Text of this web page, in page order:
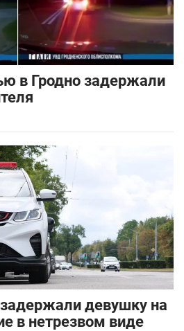
в Гродно задержали
девушку на
в нетрезвом виде